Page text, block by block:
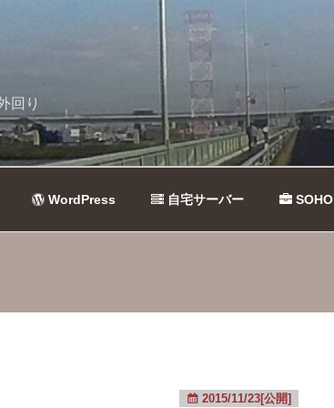
回り
WordPress 自宅サーバー SOHO
2015/11/23[公開]